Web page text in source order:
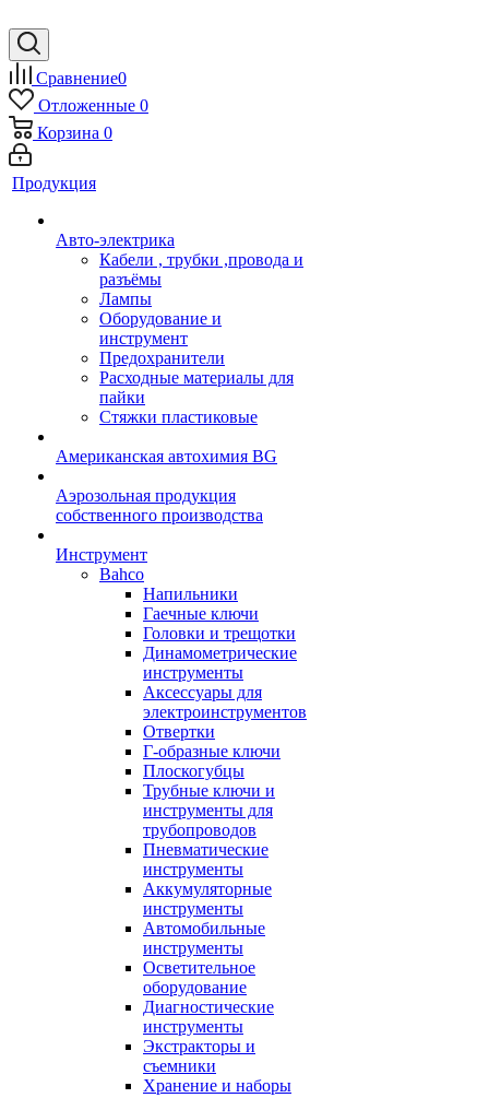
Сравнение0
Отложенные 0
Корзина 0
Продукция
Авто-электрика
Кабели , трубки ,провода и
разъёмы
Лампы
Оборудование и
инструмент
Предохранители
Расходные материалы для
пайки
Стяжки пластиковые
Американская автохимия BG
Аэрозольная продукция
собственного производства
Инструмент
Bahco
Напильники
Гаечные ключи
Головки и трещотки
Динамометрические
инструменты
Аксессуары для
электроинструментов
Отвертки
Г-образные ключи
Плоскогубцы
Трубные ключи и
инструменты для
трубопроводов
Пневматические
инструменты
Аккумуляторные
инструменты
Автомобильные
инструменты
Осветительное
оборудование
Диагностические
инструменты
Экстракторы и
съемники
Хранение и наборы